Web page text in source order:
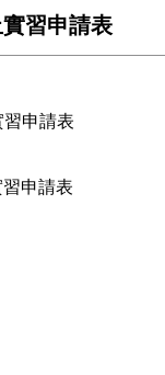
習申請表
申請表
申請表